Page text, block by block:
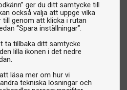
ger du ditt samtycke till
också välja att uppge vilka
genom att klicka i rutan
”Spara inställningar”.
ta tillbaka ditt samtycke
lilla ikonen i det nedre
läsa mer om hur vi
tekniska lösningar och